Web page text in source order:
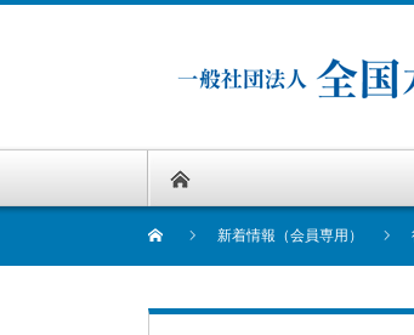
新着情報（会員専用）